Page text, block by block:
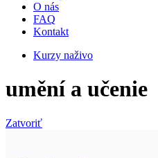
O nás
FAQ
Kontakt
Kurzy naživo
umění a učenie
Zatvoriť